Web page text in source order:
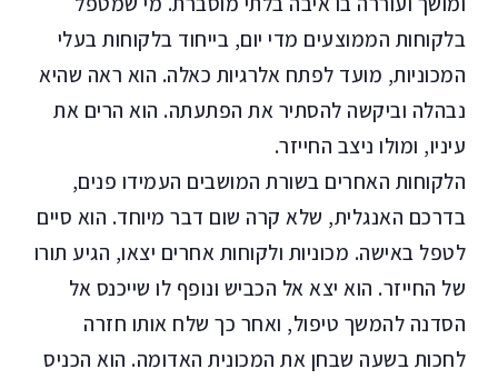
בלקוחות הממוצעים מדי יום, בייחוד בלקוחות בעלי
המכוניות, מועד לפתח אלרגיות כאלה. הוא ראה שהיא
נבהלה וביקשה להסתיר את הפתעתה. הוא הרים את
עיניו, ומולו ניצב החייזר.
הלקוחות האחרים בשורת המושבים העמידו פנים,
בדרכם האנגלית, שלא קרה שום דבר מיוחד. הוא סיים
לטפל באישה. מכוניות ולקוחות אחרים יצאו, הגיע תורו
של החייזר. הוא יצא אל הכביש ונופף לו שייכנס אל
הסדנה להמשך טיפול, ואחר כך שלח אותו חזרה
לחכות בשעה שבחן את המכונית האדומה. הוא הכניס